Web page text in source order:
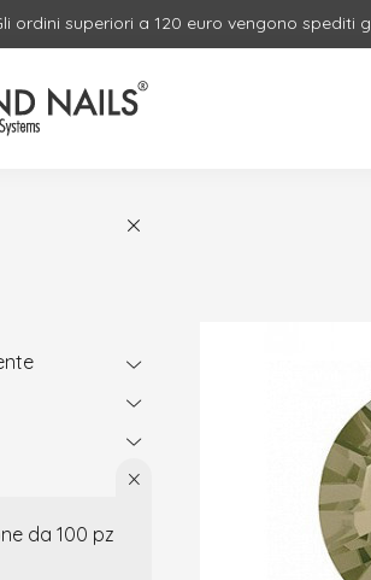
ordini superiori a 120 euro vengono
da 100 pz